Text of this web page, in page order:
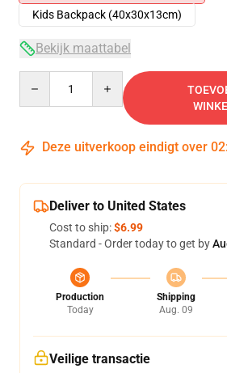
Kids Backpack (40x30x13cm)
Bekijk maattabel
Deze uitverkoop eindigt over 02:
Deliver to United States
Cost to ship:$6.99
Standard - Order today to get by
Production
Today
Shipping
Aug. 09
Veilige transactie